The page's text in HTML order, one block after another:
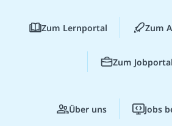
Zum Lernportal Zum
Zum Jobportal
Über uns Jobs